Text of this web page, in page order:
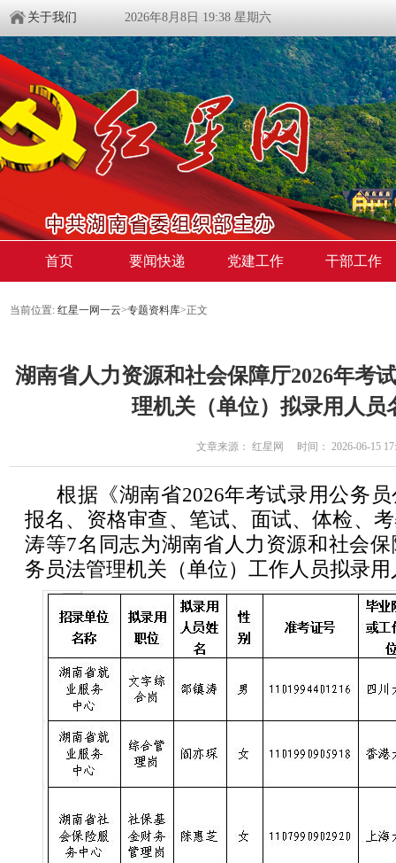
关于我们 2026年8月8日 19:38 星期六
首页 要闻快递 党建工作 干部工作
当前位置: 红星一网一云>专题资料库>正文
湖南省人力资源和社会保障厅2026年考
理机关（单位）拟录用人员
文章来源： 红星网 时间： 2026-06-15
根据《湖南省2026年考试录用公务
报名、资格审查、笔试、面试、体检、
涛等7名同志为湖南省人力资源和社会
务员法管理机关（单位）工作人员拟录